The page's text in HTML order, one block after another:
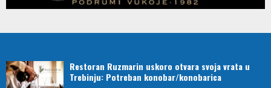
Restoran Ruzmarin uskoro otvara svoja vrata u
Trebinju: Potreban konobar/konobarica